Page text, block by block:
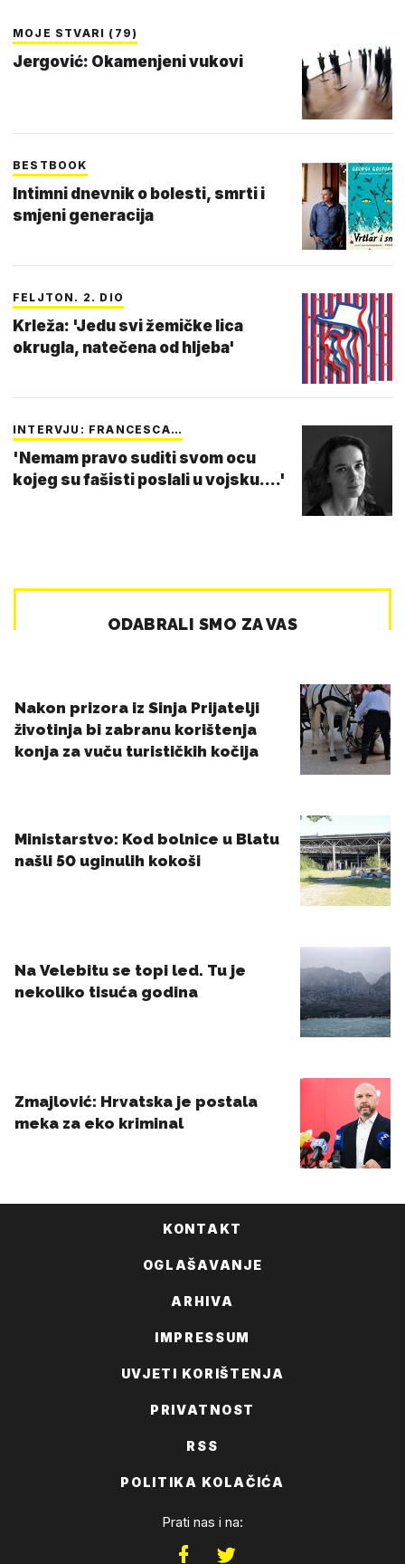
MOJE STVARI (79)
Jergović: Okamenjeni vukovi
BESTBOOK
Intimni dnevnik o bolesti, smrti i
smjeni generacija
FELJTON. 2. DIO
Krleža: 'Jedu svi žemičke lica
okrugla, natečena od hljeba'
INTERVJU: FRANCESCA…
'Nemam pravo suditi svom ocu
kojeg su fašisti poslali u vojsku....'
KONTAKT
OGLAŠAVANJE
ARHIVA
IMPRESSUM
UVJETI KORIŠTENJA
PRIVATNOST
RSS
POLITIKA KOLAČIĆA
Prati nas i na: